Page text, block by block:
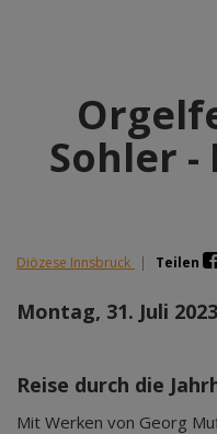
Sohler -
Diözese Innsbruck | Teilen
Montag, 31. Juli
Reise durch die
Mit Werken von Georg